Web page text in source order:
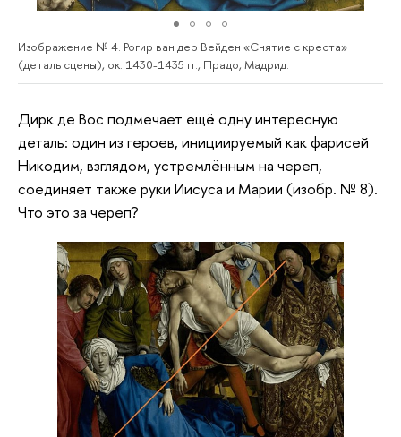
Изображение № 4. Рогир ван дер Вейден «Снятие с креста»
(деталь сцены), ок. 1430-1435 гг., Прадо, Мадрид.
Дирк де Вос подмечает ещё одну интересную
деталь: один из героев, инициируемый как фарисей
Никодим, взглядом, устремлённым на череп,
соединяет также руки Иисуса и Марии (изобр. № 8).
Что это за череп?